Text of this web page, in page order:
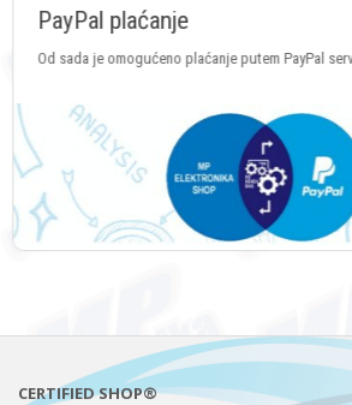
Plaćanje Crypto valutama
Plaćanje putem svih vrsta Crypto valuta
CERTIFIED SHOP®